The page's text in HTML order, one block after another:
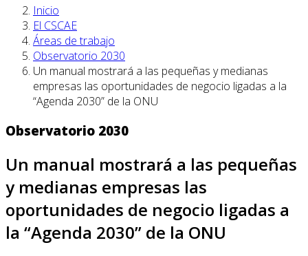
Inicio
El CSCAE
Áreas de trabajo
Observatorio 2030
Un manual mostrará a las pequeñas y medianas
empresas las oportunidades de negocio ligadas a la
“Agenda 2030” de la ONU
Observatorio 2030
Un manual mostrará a las pequeñas
y medianas empresas las
oportunidades de negocio ligadas a
la “Agenda 2030” de la ONU